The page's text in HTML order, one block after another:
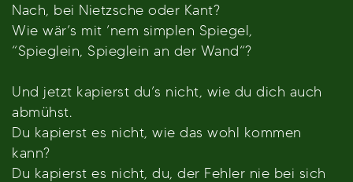
Nach, bei Nietzsche oder Kant?
Wie wär’s mit ’nem simplen Spiegel,
“Spieglein, Spieglein an der Wand“?
Und jetzt kapierst du’s nicht, wie du dich auch
abmühst.
Du kapierst es nicht, wie das wohl kommen
kann?
Du kapierst es nicht, du, der Fehler nie bei sich